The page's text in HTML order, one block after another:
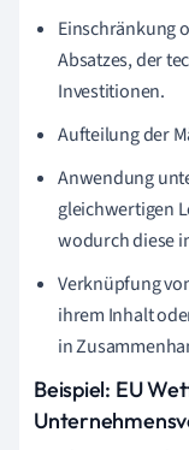
Einschränkung
Absatzes, der
Investitionen.
Aufteilung der
Anwendung
gleichwertigen
wodurch diese
Verknüpfung
ihrem Inhalt
in
Beispiel: EU